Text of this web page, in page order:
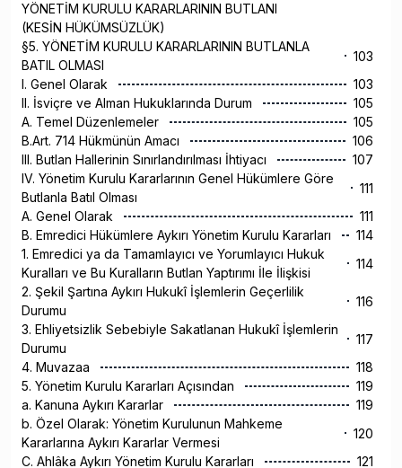
YÖNETİM KURULU KARARLARININ BUTLANI
(KESİN HÜKÜMSÜZLÜK)
§5. YÖNETİM KURULU KARARLARININ BUTLANLA
BATIL OLMASI
103
I. Genel Olarak
103
II. İsviçre ve Alman Hukuklarında Durum
105
A. Temel Düzenlemeler
105
B.Art. 714 Hükmünün Amacı
106
III. Butlan Hallerinin Sınırlandırılması İhtiyacı
107
IV. Yönetim Kurulu Kararlarının Genel Hükümlere Göre
Butlanla Batıl Olması
111
A. Genel Olarak
111
B. Emredici Hükümlere Aykırı Yönetim Kurulu Kararları
114
1. Emredici ya da Tamamlayıcı ve Yorumlayıcı Hukuk
Kuralları ve Bu Kuralların Butlan Yaptırımı İle İlişkisi
114
2. Şekil Şartına Aykırı Hukukî İşlemlerin Geçerlilik
Durumu
116
3. Ehliyetsizlik Sebebiyle Sakatlanan Hukukî İşlemlerin
Durumu
117
4. Muvazaa
118
5. Yönetim Kurulu Kararları Açısından
119
a. Kanuna Aykırı Kararlar
119
b. Özel Olarak: Yönetim Kurulunun Mahkeme
Kararlarına Aykırı Kararlar Vermesi
120
C. Ahlâka Aykırı Yönetim Kurulu Kararları
121